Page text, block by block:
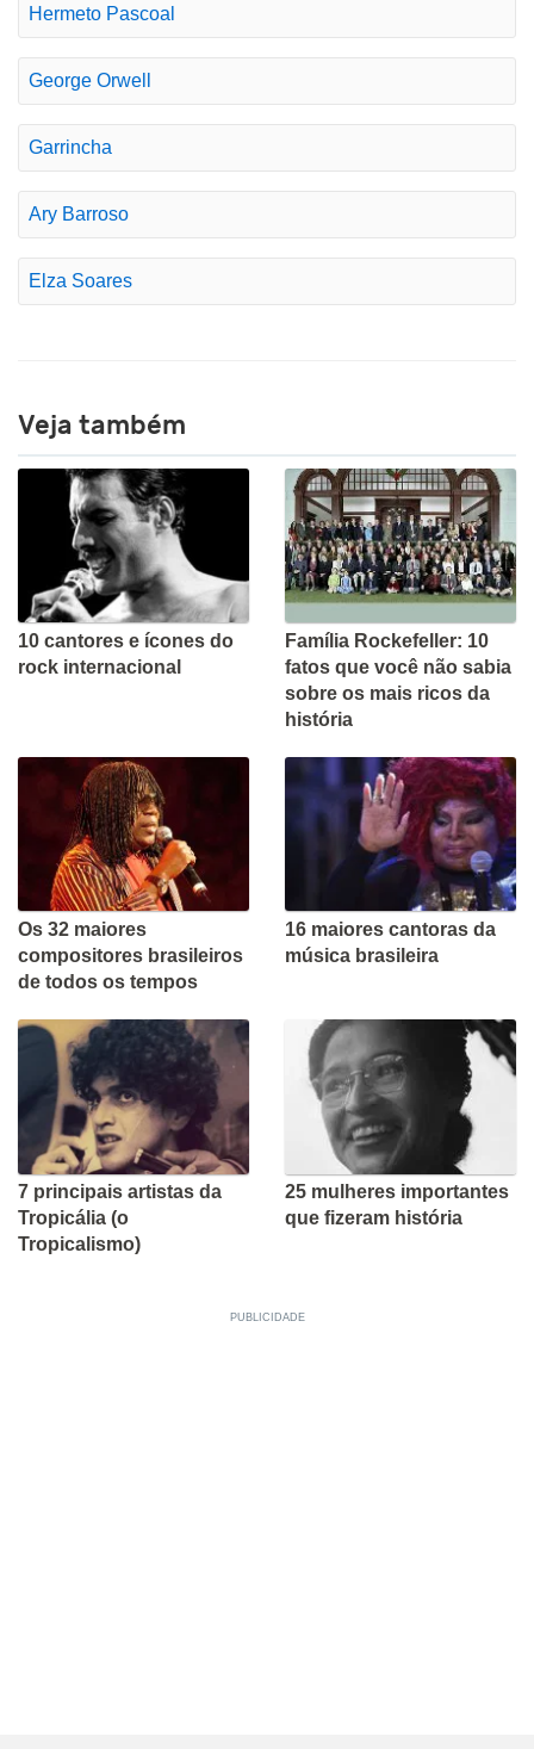
Hermeto Pascoal
George Orwell
Garrincha
Ary Barroso
Elza Soares
Veja também
10 cantores e ícones do
rock internacional
Família Rockefeller: 10
fatos que você não sabia
sobre os mais ricos da
história
Os 32 maiores
compositores brasileiros
de todos os tempos
16 maiores cantoras da
música brasileira
7 principais artistas da
Tropicália (o
Tropicalismo)
25 mulheres importantes
que fizeram história